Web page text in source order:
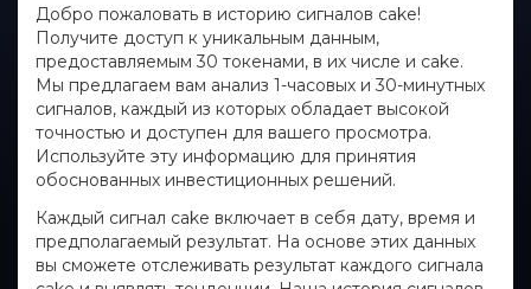
Добро пожаловать в историю сигналов cake!
Получите доступ к уникальным данным,
предоставляемым 30 токенами, в их числе и cake.
Мы предлагаем вам анализ 1-часовых и 30-минутных
сигналов, каждый из которых обладает высокой
точностью и доступен для вашего просмотра.
Используйте эту информацию для принятия
обоснованных инвестиционных решений.
Каждый сигнал cake включает в себя дату, время и
предполагаемый результат. На основе этих данных
вы сможете отслеживать результат каждого сигнала